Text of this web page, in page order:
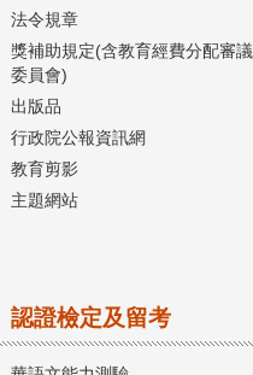
法令規章
獎補助規定(含教育經費分配審議
委員會)
出版品
行政院公報資訊網
教育剪影
主題網站
認證檢定及留考